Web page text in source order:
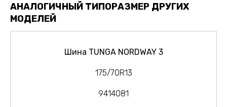
АНАЛОГИЧНЫЙ ТИПОРАЗМЕР ДРУГИХ
МОДЕЛЕЙ
Шина TUNGA NORDWAY 3
175/70R13
9414081